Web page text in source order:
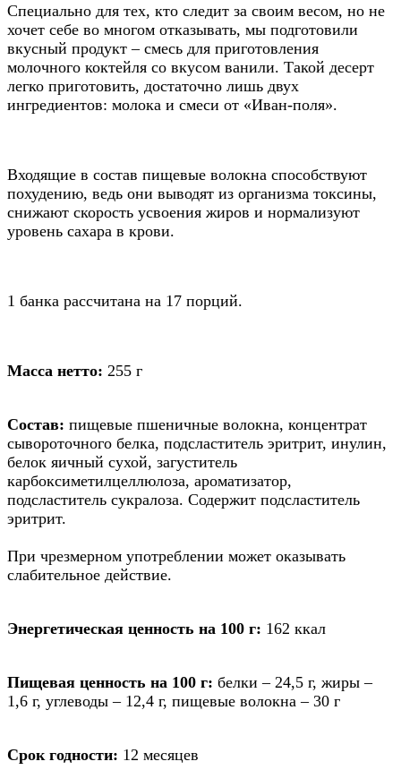
Специально для тех, кто следит за своим весом, но не
хочет себе во многом отказывать, мы подготовили
вкусный продукт – смесь для приготовления
молочного коктейля со вкусом ванили. Такой десерт
легко приготовить, достаточно лишь двух
ингредиентов: молока и смеси от «Иван-поля».
Входящие в состав пищевые волокна способствуют
похудению, ведь они выводят из организма токсины,
снижают скорость усвоения жиров и нормализуют
уровень сахара в крови.
1 банка расcчитана на 17 порций.
Масса нетто: 255 г
Состав: пищевые пшеничные волокна, концентрат
сывороточного белка, подсластитель эритрит, инулин,
белок яичный сухой, загуститель
карбоксиметилцеллюлоза, ароматизатор,
подсластитель сукралоза. Содержит подсластитель
эритрит.
При чрезмерном употреблении может оказывать
слабительное действие.
Энергетическая ценность на 100 г: 162 ккал
Пищевая ценность на 100 г: белки – 24,5 г, жиры –
1,6 г, углеводы – 12,4 г, пищевые волокна – 30 г
Срок годности: 12 месяцев